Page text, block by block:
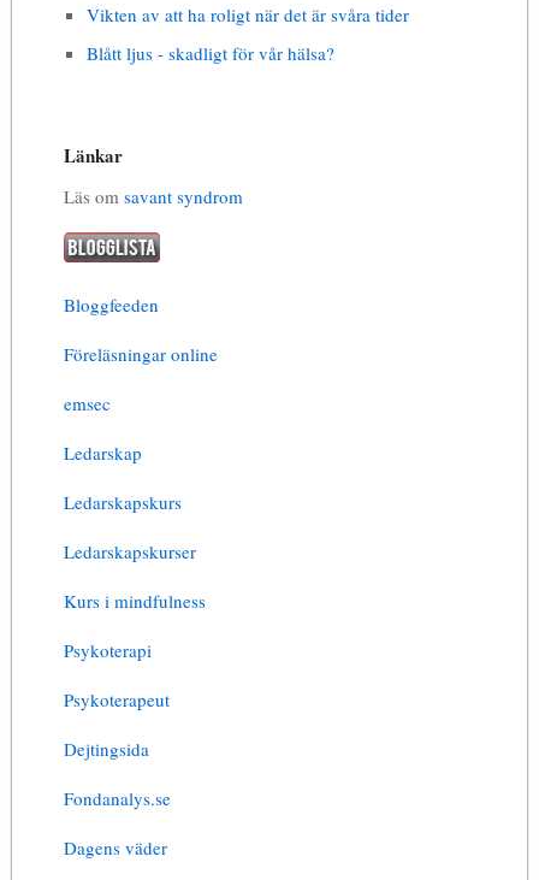
Vikten av att ha roligt när det är svåra tider
Blått ljus - skadligt för vår hälsa?
Länkar
Läs om savant syndrom
Bloggfeeden
Föreläsningar online
emsec
Ledarskap
Ledarskapskurs
Ledarskapskurser
Kurs i mindfulness
Psykoterapi
Psykoterapeut
Dejtingsida
Fondanalys.se
Dagens väder